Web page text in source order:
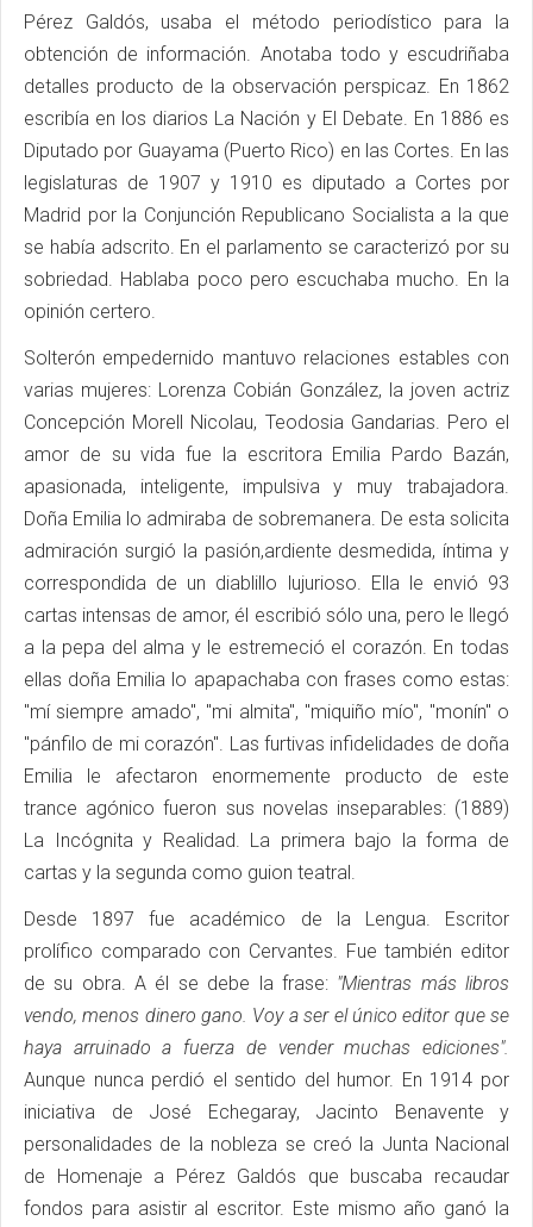
Pérez Galdós, usaba el método periodístico para la
obtención de información. Anotaba todo y escudriñaba
detalles producto de la observación perspicaz. En 1862
escribía en los diarios La Nación y El Debate. En 1886 es
Diputado por Guayama (Puerto Rico) en las Cortes. En las
legislaturas de 1907 y 1910 es diputado a Cortes por
Madrid por la Conjunción Republicano Socialista a la que
se había adscrito. En el parlamento se caracterizó por su
sobriedad. Hablaba poco pero escuchaba mucho. En la
opinión certero.
Solterón empedernido mantuvo relaciones estables con
varias mujeres: Lorenza Cobián González, la joven actriz
Concepción Morell Nicolau, Teodosia Gandarias. Pero el
amor de su vida fue la escritora Emilia Pardo Bazán,
apasionada, inteligente, impulsiva y muy trabajadora.
Doña Emilia lo admiraba de sobremanera. De esta solicita
admiración surgió la pasión,ardiente desmedida, íntima y
correspondida de un diablillo lujurioso. Ella le envió 93
cartas intensas de amor, él escribió sólo una, pero le llegó
a la pepa del alma y le estremeció el corazón. En todas
ellas doña Emilia lo apapachaba con frases como estas:
"mí siempre amado", "mi almita", "miquiño mío", "monín" o
"pánfilo de mi corazón". Las furtivas infidelidades de doña
Emilia le afectaron enormemente producto de este
trance agónico fueron sus novelas inseparables: (1889)
La Incógnita y Realidad. La primera bajo la forma de
cartas y la segunda como guion teatral.
Desde 1897 fue académico de la Lengua. Escritor
prolífico comparado con Cervantes. Fue también editor
de su obra. A él se debe la frase: "Mientras más libros
vendo, menos dinero gano. Voy a ser el único editor que se
haya arruinado a fuerza de vender muchas ediciones".
Aunque nunca perdió el sentido del humor. En 1914 por
iniciativa de José Echegaray, Jacinto Benavente y
personalidades de la nobleza se creó la Junta Nacional
de Homenaje a Pérez Galdós que buscaba recaudar
fondos para asistir al escritor. Este mismo año ganó la